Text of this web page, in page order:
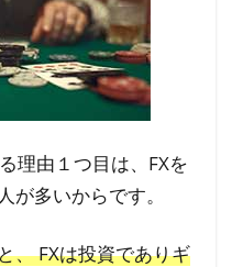
理由１つ目は、FXを
が多いからです。
、 FXは投資でありギ